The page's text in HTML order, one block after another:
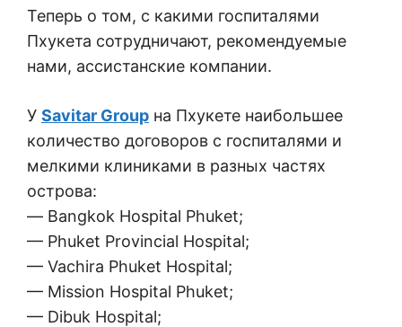
Теперь о том, с какими госпиталями
Пхукета сотрудничают, рекомендуемые
нами, ассистанские компании.
У Savitar Group на Пхукете наибольшее
количество договоров с госпиталями и
мелкими клиниками в разных частях
острова:
— Bangkok Hospital Phuket;
— Phuket Provincial Hospital;
— Vachira Phuket Hospital;
— Mission Hospital Phuket;
— Dibuk Hospital;